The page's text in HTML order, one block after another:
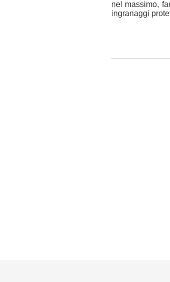
nel massimo,
ingranaggi